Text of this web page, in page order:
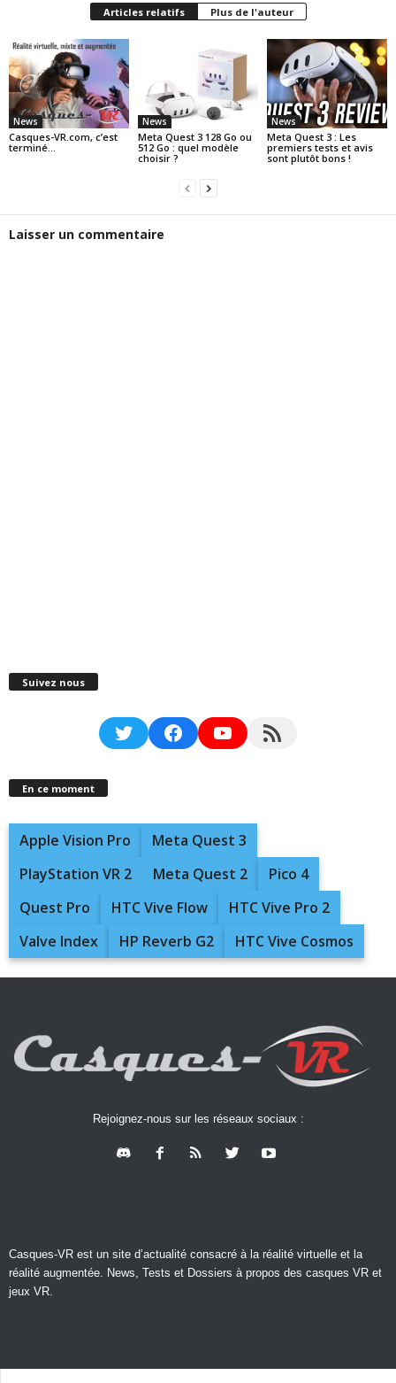
Articles relatifs Plus de l'auteur
News
Casques-VR.com, c’est
terminé…
News
Meta Quest 3 128 Go ou
512 Go : quel modèle
choisir ?
News
Meta Quest 3 : Les
premiers tests et avis
sont plutôt bons !
Laisser un commentaire
Suivez nous
TwitterFacebookYouTubeRSS Feed
En ce moment
Apple Vision Pro
Meta Quest 3
PlayStation VR 2
Meta Quest 2
Pico 4
Quest Pro
HTC Vive Flow
HTC Vive Pro 2
Valve Index
HP Reverb G2 HTC Vive Cosmos
Rejoignez-nous sur les réseaux sociaux :
Casques-VR est un site d’actualité consacré à la réalité virtuelle et la
réalité augmentée. News, Tests et Dossiers à propos des casques VR et
jeux VR.